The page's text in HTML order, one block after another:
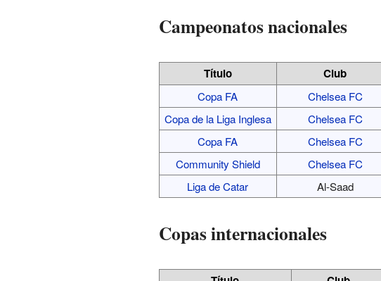
Campeonatos nacionales
Título Club
Copa FA Chelsea FC
Copa de la Liga Inglesa
Chelsea FC
Copa FA
Chelsea FC
Community Shield
Chelsea FC
Liga de Catar
Al-Saad
Copas internacionales